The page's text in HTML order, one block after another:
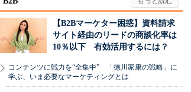
【B2Bマーケター困惑】資料請求
サイト経由のリードの商談化率は
10％以下 有効活用するには？
コンテンツに戦力を“全集中” 「徳川家康の戦略」に
学ぶ、いま必要なマーケティングとは